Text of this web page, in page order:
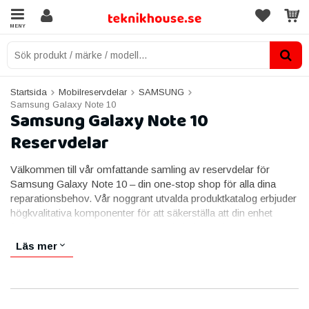
MENY
Startsida Mobilreservdelar
SAMSUNG
Samsung Galaxy Note 10
Samsung Galaxy Note 10
Reservdelar
Välkommen till vår omfattande samling av reservdelar för
Samsung Galaxy Note 10 – din one-stop shop för alla dina
reparationsbehov. Vår noggrant utvalda produktkatalog erbjuder
högkvalitativa komponenter för att säkerställa att din enhet
sprucken skärm, en trött batteri eller söker specifika interna
komponenter, har vi det du behöver för att ge din Samsung
Läs mer